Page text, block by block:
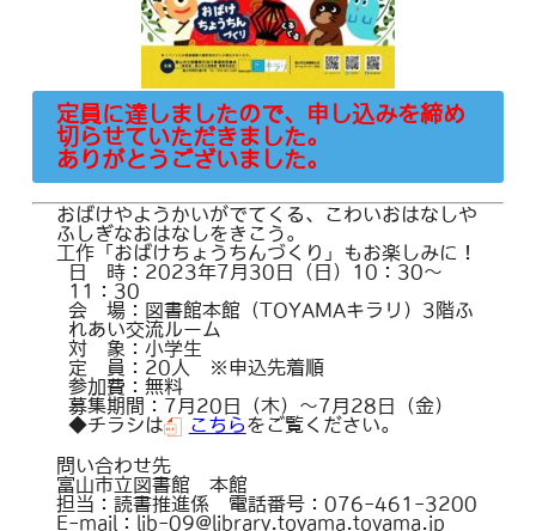
定員に達しましたので、申し込みを締め
切らせていただきました。
ありがとうございました。
おばけやようかいがでてくる、こわいおはなしや
ふしぎなおはなしをきこう。
工作「おばけちょうちんづくり」もお楽しみに！
日 時：2023年7月30日（日）10：30～
11：30
会 場：図書館本館（TOYAMAキラリ）3階ふ
れあい交流ルーム
対 象：小学生
定 員：20人 ※申込先着順
参加費：無料
募集期間：7月20日（木）～7月28日（金）
◆チラシは
こちらをご覧ください。
問い合わせ先
富山市立図書館 本館
担当：読書推進係 電話番号：076-461-3200
E-mail：lib-09@library.toyama.toyama.jp